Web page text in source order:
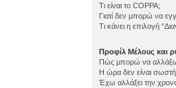
Τι είναι το COPPA;
Γιατί δεν μπορώ να
Τι κάνει η επιλογή
Προφίλ Μέλους και
Πώς μπορώ να αλλάξω
Η ώρα δεν είναι
Έχω αλλάξει την